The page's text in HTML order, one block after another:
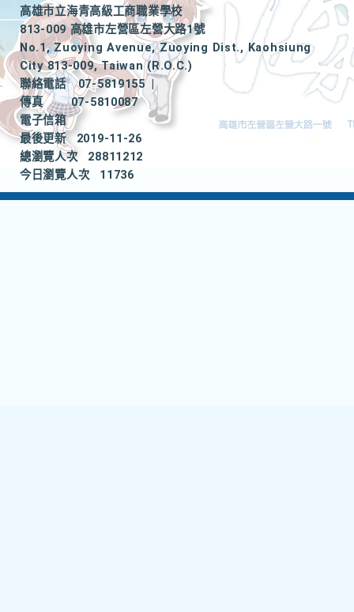
高雄市立海青高級工商職業學校
813-009 高雄市左營區左營大路1號
No.1, Zuoying Avenue, Zuoying Dist., Kaohsiung
City 813-009, Taiwan (R.O.C.)
聯絡電話
07-5819155
|
傳真
07-5810087
電子信箱
最後更新
2019-11-26
總瀏覽人次
28811212
今日瀏覽人次
11736